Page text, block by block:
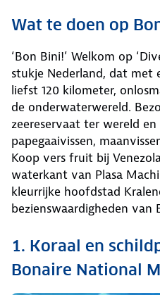
Wat te doen op
‘Bon Bini!’ Welkom op
stukje Nederland, dat met
liefst 120 kilometer,
de onderwaterwereld.
zeereservaat ter wereld
papegaaivissen,
Koop vers fruit bij
waterkant van Plasa
kleurrijke hoofdstad
bezienswaardigheden van
1. Koraal en
Bonaire National